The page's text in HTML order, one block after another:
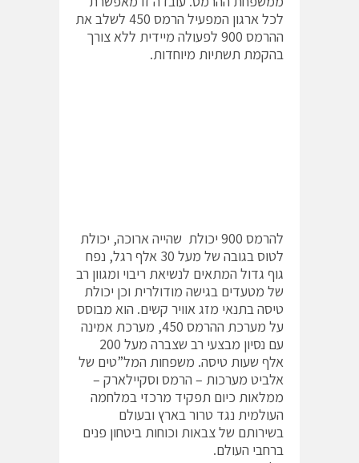
לכל ארגון המפעיל הרמס 450 לשלב את
ההרמס 900 לפעולה מיידית ללא צורך
בהקמת תשתיות מיוחדות.
להרמס 900 יכולת שהייה ארוכה, יכולת
לטוס בגובה של מעל 30 אלף רגל, נפח
גוף גדול המתאים לנשיאת ריבוי ומגוון רב
של מטעדים בגישה מודולרית וכן יכולת
טיסה בתנאי מזג אוויר קשים. הוא מבוסס
על מערכת ההרמס 450, מערכת אמינה
עם נסיון מבצעי רב שצברה מעל 200
אלף שעות טיסה. משפחות המל”טים של
אלביט מערכות – הרמס וסקיילארק –
ממלאות כיום תפקיד מרכזי במלחמה
העולמית נגד טרור בארץ ובעולם
בשירותם של צבאות וכוחות ביטחון פנים
ברחבי העולם.